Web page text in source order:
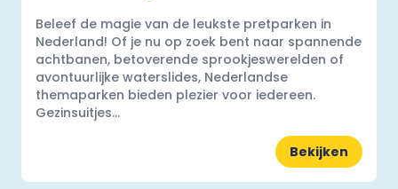
Beleef de magie van de leukste pretparken in
Nederland! Of je nu op zoek bent naar spannende
achtbanen, betoverende sprookjeswerelden of
avontuurlijke waterslides, Nederlandse
themaparken bieden plezier voor iedereen.
Gezinsuitjes...
Bekijken